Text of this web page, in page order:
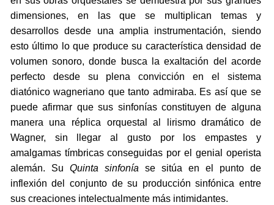
dimensiones, en las que se multiplican temas y
desarrollos desde una amplia instrumentación, siendo
esto último lo que produce su característica densidad de
volumen sonoro, donde busca la exaltación del acorde
perfecto desde su plena convicción en el sistema
diatónico wagneriano que tanto admiraba. Es así que se
puede afirmar que sus sinfonías constituyen de alguna
manera una réplica orquestal al lirismo dramático de
Wagner, sin llegar al gusto por los empastes y
amalgamas tímbricas conseguidas por el genial operista
alemán. Su Quinta sinfonía se sitúa en el punto de
inflexión del conjunto de su producción sinfónica entre
sus creaciones intelectualmente más intimidantes.